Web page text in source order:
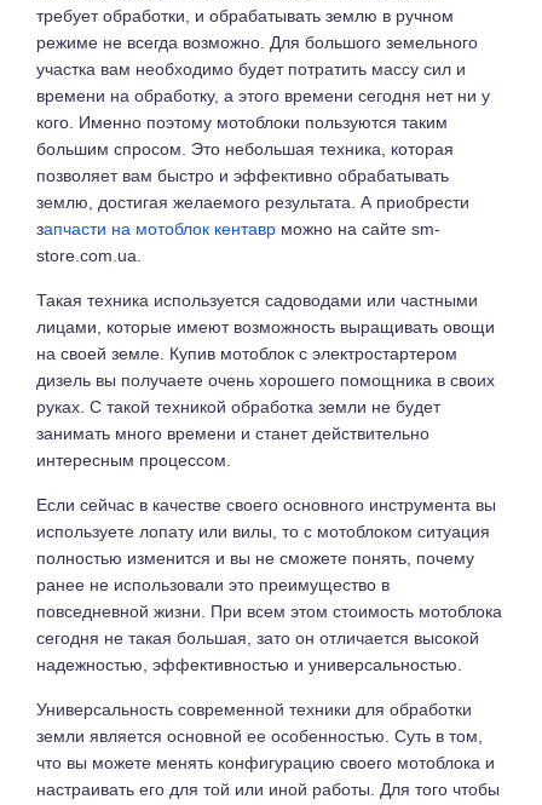
требует обработки, и обрабатывать землю в ручном
режиме не всегда возможно. Для большого земельного
участка вам необходимо будет потратить массу сил и
времени на обработку, а этого времени сегодня нет ни у
кого. Именно поэтому мотоблоки пользуются таким
большим спросом. Это небольшая техника, которая
позволяет вам быстро и эффективно обрабатывать
землю, достигая желаемого результата. А приобрести
запчасти на мотоблок кентавр можно на сайте sm-
store.com.ua.
Такая техника используется садоводами или частными
лицами, которые имеют возможность выращивать овощи
на своей земле. Купив мотоблок с электростартером
дизель вы получаете очень хорошего помощника в своих
руках. С такой техникой обработка земли не будет
занимать много времени и станет действительно
интересным процессом.
Если сейчас в качестве своего основного инструмента вы
используете лопату или вилы, то с мотоблоком ситуация
полностью изменится и вы не сможете понять, почему
ранее не использовали это преимущество в
повседневной жизни. При всем этом стоимость мотоблока
сегодня не такая большая, зато он отличается высокой
надежностью, эффективностью и универсальностью.
Универсальность современной техники для обработки
земли является основной ее особенностью. Суть в том,
что вы можете менять конфигурацию своего мотоблока и
настраивать его для той или иной работы. Для того чтобы